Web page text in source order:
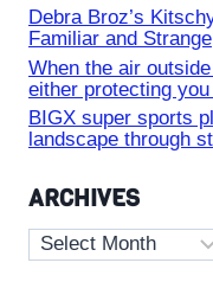
Debra Broz’s
Familiar and Strange
When the air
either protecting you
BIGX super sports
landscape through
ARCHIVES
Archives